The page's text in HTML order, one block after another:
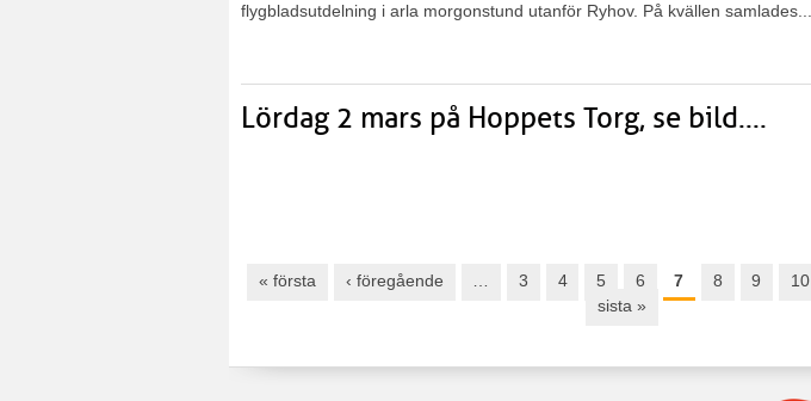
flygbladsutdelning i arla morgonstund utanför Ryhov. På kvällen samlades...
Lördag 2 mars på Hoppets Torg, se bild....
Sidor
« första ‹ föregående 3 4 5 6 7 8 9 10
sista »